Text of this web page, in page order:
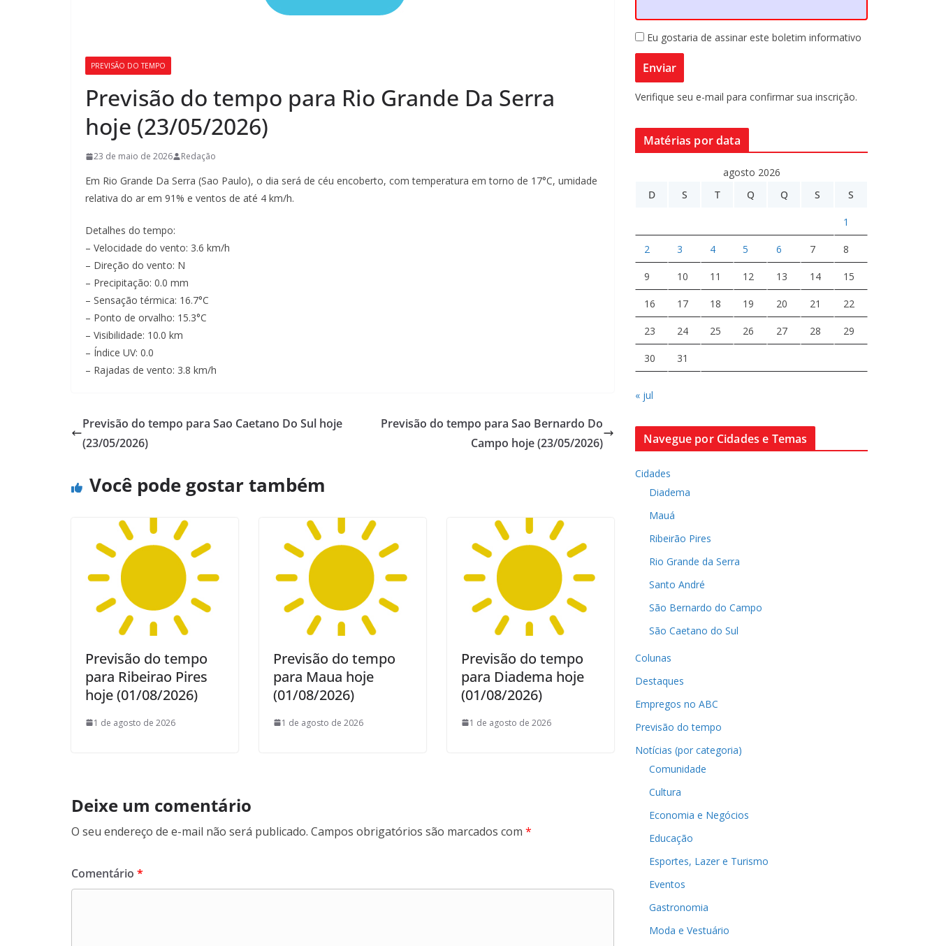
PREVISÃO DO TEMPO
Previsão do tempo para Rio Grande Da Serra
hoje (23/05/2026)
23 de maio de 2026 Redação
Em Rio Grande Da Serra (Sao Paulo), o dia será de céu encoberto, com temperatura em torno de 17°C, umidade
relativa do ar em 91% e ventos de até 4 km/h.
Detalhes do tempo:
– Velocidade do vento: 3.6 km/h
– Direção do vento: N
– Precipitação: 0.0 mm
– Sensação térmica: 16.7°C
– Ponto de orvalho: 15.3°C
– Visibilidade: 10.0 km
– Índice UV: 0.0
– Rajadas de vento: 3.8 km/h
Previsão do tempo para Sao Caetano Do Sul hoje
(23/05/2026)
Previsão do tempo para Sao Bernardo Do
Campo hoje (23/05/2026)
Você pode gostar também
Previsão do tempo
para Ribeirao Pires
hoje (01/08/2026)
1 de agosto de 2026
Previsão do tempo
para Maua hoje
(01/08/2026)
1 de agosto de 2026
Previsão do tempo
para Diadema hoje
(01/08/2026)
1 de agosto de 2026
Deixe um comentário
O seu endereço de e-mail não será publicado. Campos obrigatórios são marcados com *
Comentário *
Eu gostaria de assinar este boletim informativo
Verifique seu e-mail para confirmar sua inscrição.
Matérias por data
agosto 2026
D
S T Q Q S S
1
2 3 4 5 6 7 8
9 10 11 12 13 14 15
16 17 18 19 20 21 22
23 24 25 26 27 28 29
30 31
« jul
Navegue por Cidades e Temas
Cidades
Diadema
Mauá
Ribeirão Pires
Rio Grande da Serra
Santo André
São Bernardo do Campo
São Caetano do Sul
Colunas
Destaques
Empregos no ABC
Previsão do tempo
Notícias (por categoria)
Comunidade
Cultura
Economia e Negócios
Educação
Esportes, Lazer e Turismo
Eventos
Gastronomia
Moda e Vestuário